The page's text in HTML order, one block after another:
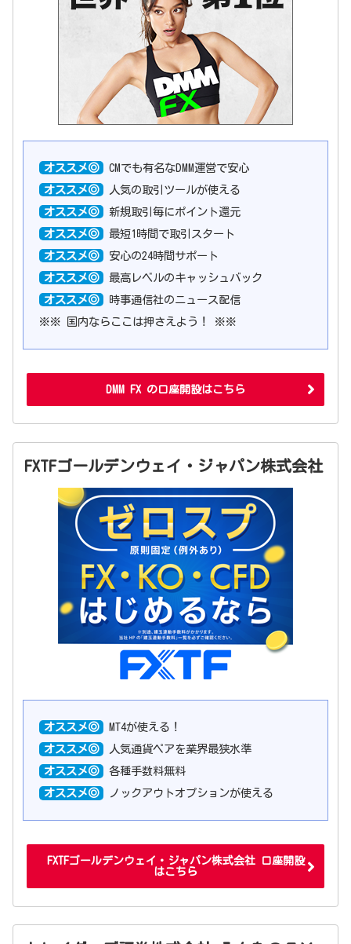
オススメ◎ CMでも有名なDMM運営で安心
オススメ◎ 人気の取引ツールが使える
オススメ◎ 新規取引毎にポイント還元
オススメ◎ 最短1時間で取引スタート
オススメ◎ 安心の24時間サポート
オススメ◎ 最高レベルのキャッシュバック
オススメ◎ 時事通信社のニュース配信
※※ 国内ならここは押さえよう！ ※※
DMM FX の口座開設はこちら
FXTFゴールデンウェイ・ジャパン株式会社
オススメ◎ MT4が使える！
オススメ◎ 人気通貨ペアを業界最狭水準
オススメ◎ 各種手数料無料
オススメ◎ ノックアウトオプションが使える
FXTFゴールデンウェイ・ジャパン株式会社 口座開設
はこちら